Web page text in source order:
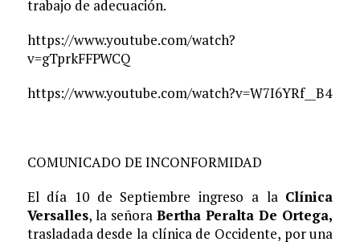
trabajo de adecuación.
https://www.youtube.com/watch?
v=gTprkFFPWCQ
https://www.youtube.com/watch?v=W7I6YRf__B4
COMUNICADO DE INCONFORMIDAD
El día 10 de Septiembre ingreso a la Clínica
Versalles, la señora Bertha Peralta De Ortega,
trasladada desde la clínica de Occidente, por una